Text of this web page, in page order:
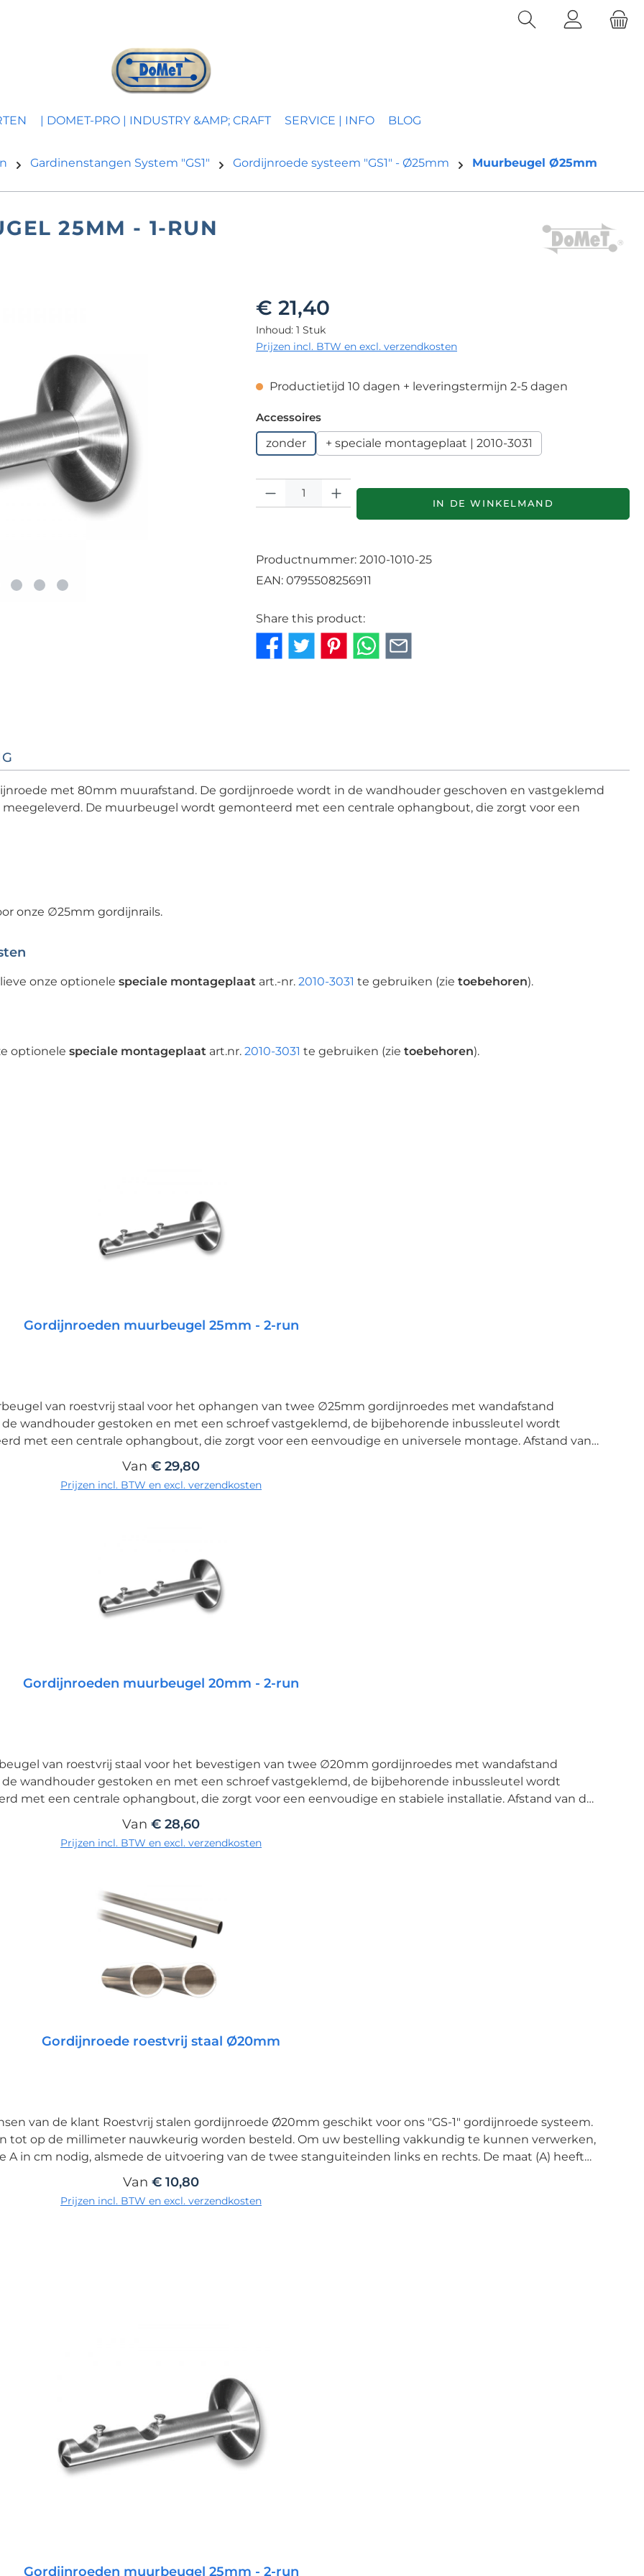
| DOMET-PRO | INDUSTRY &AMP; CRAFT SERVICE | INFO BLOG
Gardinenstangen System "GS1" Gordijnroede systeem "GS1" - Ø25mm Muurbeugel Ø25mm
25MM - 1-RUN
€ 21,40
Inhoud: 1 Stuk
Prijzen incl. BTW en excl. verzendkosten
Productietijd 10 dagen + leveringstermijn 2-5 dagen
Selecteer
Accessoires
zonder
+ speciale montageplaat | 2010-3031
Producthoeveelheid: Voer de gewenste hoeveelheid in of gebruik de
IN DE WINKELMAND
Productnummer: 2010-1010-25
EAN: 0795508256911
Share this product:
met 80mm muurafstand. De gordijnroede wordt in de wandhouder geschoven en vastgeklemd
De muurbeugel wordt gemonteerd met een centrale ophangbout, die zorgt voor een
onze ∅25mm gordijnrails.
onze optionele speciale montageplaat art.-nr. 2010-3031 te gebruiken (zie toebehoren).
optionele speciale montageplaat art.nr. 2010-3031 te gebruiken (zie toebehoren).
Gordijnroeden muurbeugel 25mm - 2-run
van roestvrij staal voor het ophangen van twee ∅25mm gordijnroedes met wandafstand
wandhouder gestoken en met een schroef vastgeklemd, de bijbehorende inbussleutel wordt
met een centrale ophangbout, die zorgt voor een eenvoudige en universele montage. Afstand van
van 240 cm aan voor onze ∅25mm gordijnrails. Bevestiging van de gordijnroede aan rolluikkasten
gelieve onze optionele speciale montageplaat art.-nr. 2010-3031 te gebruiken (zie toebehoren).
montage van de houders in hout, gelieve onze optionele speciale montageplaat art.nr. 2010-3031 te
Normale prijs:
Van € 29,80
Prijzen incl. BTW en excl. verzendkosten
Gordijnroeden muurbeugel 20mm - 2-run
van roestvrij staal voor het bevestigen van twee ∅20mm gordijnroedes met wandafstand
wandhouder gestoken en met een schroef vastgeklemd, de bijbehorende inbussleutel wordt
met een centrale ophangbout, die zorgt voor een eenvoudige en stabiele installatie. Afstand van de
wij een maximale afstand van 220cm tussen de steunen. Bevestiging van de gordijnroede aan
op rolluikkasten, gelieve onze optionele speciale montageplaat art.nr. 2010-3031 te gebruiken (zie
hout Voor de montage van de houders in hout, gelieve onze optionele speciale montageplaat art.nr.
Normale prijs:
Van € 28,60
Prijzen incl. BTW en excl. verzendkosten
Gordijnroede roestvrij staal Ø20mm
van de klant Roestvrij stalen gordijnroede Ø20mm geschikt voor ons "GS-1" gordijnroede systeem.
tot op de millimeter nauwkeurig worden besteld. Om uw bestelling vakkundig te kunnen verwerken,
in cm nodig, alsmede de uitvoering van de twee stanguiteinden links en rechts. De maat (A) heeft
van het raam! Vooraf moet het lengtebereik dat overeenkomt met
het bestelproces. De gordijnroede verdelen
of gelijkmatig over een bepaalde lengte te verdelen. Aansluiting voor standplaats
een maximale beugelafstand van 220 cm. Vanaf wanneer is de gordijnroede verdeeld? Hier kunt u
is.(Het is niet mogelijk om onze eindstukken met deze variant te bevestigen). Gesloten"
gebruikt als u een puristisch uiterlijk voor de gordijnroede verkiest en geen eindstuk wenst aan te
wordt gebruikt om twee gordijnroeden met elkaar te verbinden door middel van een hoekstuk.
cm en u wilt dat de gordijnroede aan beide kanten 20 cm uitsteekt. 1. 1. bereken de lengte (A) Lengte
(LB) Lengtebereik (LB) = 130 - 149(Bij de keuze van het lengtebereik worden de decimalen
configureren - lengte (A) in cm Voer de gewenste lengte (A) in cm in.(De lengte A kan één decimaal
& rechts Selecteer het gewenste afwerkingstype per zijde van(De lengte A kan een decimaal getal
voor "mm" hebben). Klaar!
Normale prijs:
Van € 10,80
Prijzen incl. BTW en excl. verzendkosten
Gordijnroeden muurbeugel 25mm - 2-run